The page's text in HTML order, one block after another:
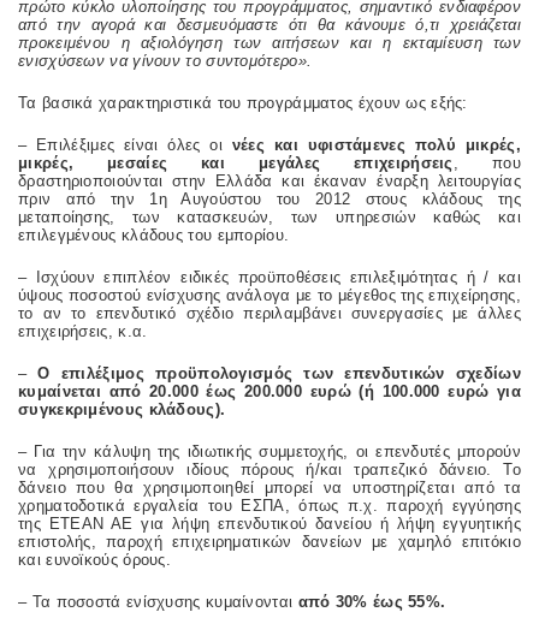
πρώτο κύκλο υλοποίησης του προγράμματος, σημαντικό ενδιαφέρον
από την αγορά και δεσμευόμαστε ότι θα κάνουμε ό,τι χρειάζεται
προκειμένου η αξιολόγηση των αιτήσεων και η εκταμίευση των
ενισχύσεων να γίνουν το συντομότερο».
Τα βασικά χαρακτηριστικά του προγράμματος έχουν ως εξής:
– Επιλέξιμες είναι όλες οι νέες και υφιστάμενες πολύ μικρές,
μικρές, μεσαίες και μεγάλες επιχειρήσεις , που
δραστηριοποιούνται στην Ελλάδα και έκαναν έναρξη λειτουργίας
πριν από την 1η Αυγούστου του 2012 στους κλάδους της
μεταποίησης, των κατασκευών, των υπηρεσιών καθώς και
επιλεγμένους κλάδους του εμπορίου.
– Ισχύουν επιπλέον ειδικές προϋποθέσεις επιλεξιμότητας ή / και
ύψους ποσοστού ενίσχυσης ανάλογα με το μέγεθος της επιχείρησης,
το αν το επενδυτικό σχέδιο περιλαμβάνει συνεργασίες με άλλες
επιχειρήσεις, κ.α.
–Ο επιλέξιμος προϋπολογισμός των επενδυτικών σχεδίων
κυμαίνεται από 20.000 έως 200.000 ευρώ (ή 100.000 ευρώ για
συγκεκριμένους κλάδους).
– Για την κάλυψη της ιδιωτικής συμμετοχής, οι επενδυτές μπορούν
να χρησιμοποιήσουν ιδίους πόρους ή/και τραπεζικό δάνειο. Το
δάνειο που θα χρησιμοποιηθεί μπορεί να υποστηρίζεται από τα
χρηματοδοτικά εργαλεία του ΕΣΠΑ, όπως π.χ. παροχή εγγύησης
της ΕΤΕΑΝ ΑΕ για λήψη επενδυτικού δανείου ή λήψη εγγυητικής
επιστολής, παροχή επιχειρηματικών δανείων με χαμηλό επιτόκιο
και ευνοϊκούς όρους.
– Τα ποσοστά ενίσχυσης κυμαίνονται από 30% έως 55%.